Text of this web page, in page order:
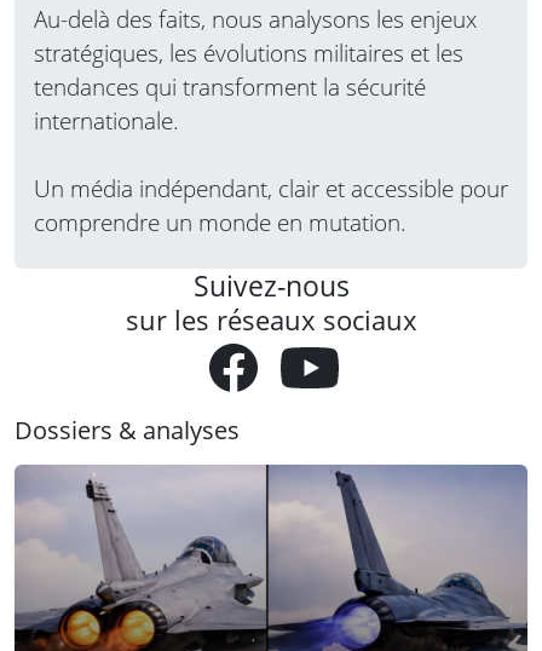
Au-delà des faits, nous analysons les enjeux
stratégiques, les évolutions militaires et les
tendances qui transforment la sécurité
internationale.
Un média indépendant, clair et accessible pour
comprendre un monde en mutation.
Suivez-nous
sur les réseaux sociaux
Dossiers & analyses